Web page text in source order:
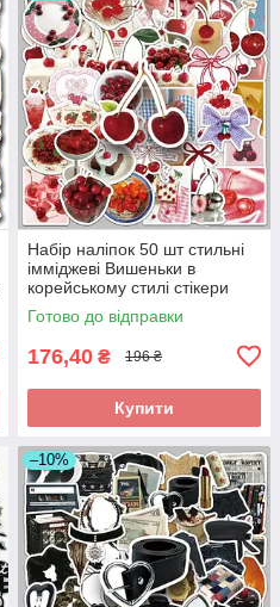
Набір наліпок 50 шт стильні
імміджеві Вишеньки в
корейському стилі стікери
стікерпак
Готово до відправки
176,40 ₴ 196 ₴
Купити
–10%